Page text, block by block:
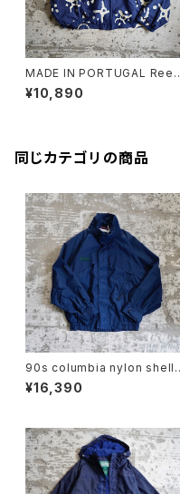
MADE IN PORTUGAL Reeb
ok NYLON JACKET
¥10,890
同じカテゴリの商品
90s columbia nylon shell j
acket
¥16,390